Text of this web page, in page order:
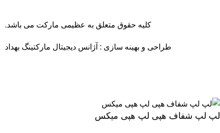
کلیه حقوق متعلق به عظیمی مارکت می باشد.
طراحی و بهینه سازی : آژانس دیجیتال مارکتینگ بهداد
لپ لپ شفاف هپی لپ هپی میکس